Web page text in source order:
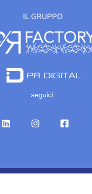
IL GRUPPO
seguici: